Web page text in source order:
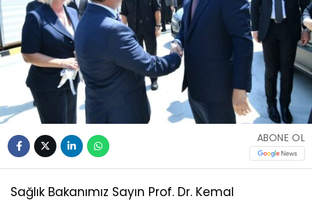
ABONE OL
Sağlık Bakanımız Sayın Prof. Dr. Kemal